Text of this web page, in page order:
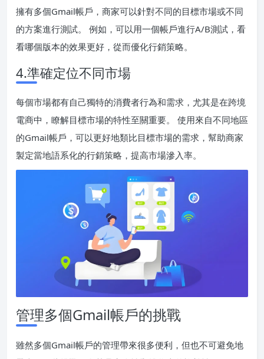
擁有多個Gmail帳戶，商家可以針對不同的目標市場或不同
的方案進行測試。 例如，可以用一個帳戶進行A/B測試，看
看哪個版本的效果更好，從而優化行銷策略。
4.準確定位不同市場
每個市場都有自己獨特的消費者行為和需求，尤其是在跨境
電商中，瞭解目標市場的特性至關重要。 使用來自不同地區
的Gmail帳戶，可以更好地類比目標市場的需求，幫助商家
製定當地語系化的行銷策略，提高市場滲入率。
管理多個Gmail帳戶的挑戰
雖然多個Gmail帳戶的管理帶來很多便利，但也不可避免地